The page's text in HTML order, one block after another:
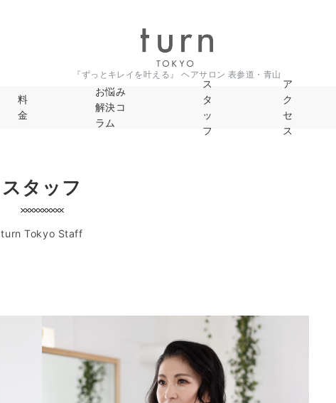
『ずっとキレイを叶える』 ヘアサロン 表参道・青山
料
金
お悩み
解決コ
ラム
ス
タ
ッ
フ
ア
ク
セ
ス
スタッフ
turn Tokyo Staff